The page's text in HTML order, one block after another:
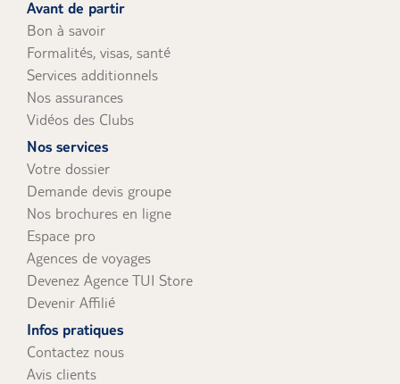
Avant de partir
Bon à savoir
Formalités, visas, santé
Services additionnels
Nos assurances
Vidéos des Clubs
Nos services
Votre dossier
Demande devis groupe
Nos brochures en ligne
Espace pro
Agences de voyages
Devenez Agence TUI Store
Devenir Affilié
Infos pratiques
Contactez nous
Avis clients